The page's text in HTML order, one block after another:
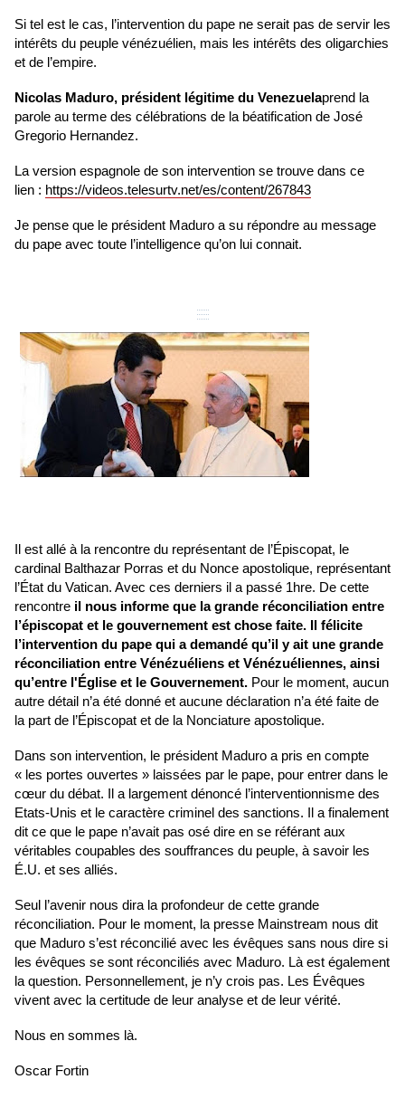
Si tel est le cas, l’intervention du pape ne serait pas de servir les
intérêts du peuple vénézuélien, mais les intérêts des oligarchies
et de l’empire.
Nicolas Maduro, président légitime du Venezuelaprend la
parole au terme des célébrations de la béatification de José
Gregorio Hernandez.
La version espagnole de son intervention se trouve dans ce
lien : https://videos.telesurtv.net/es/content/267843
Je pense que le président Maduro a su répondre au message
du pape avec toute l’intelligence qu’on lui connait.
Il est allé à la rencontre du représentant de l’Épiscopat, le
cardinal Balthazar Porras et du Nonce apostolique, représentant
l’État du Vatican. Avec ces derniers il a passé 1hre. De cette
rencontre il nous informe que la grande réconciliation entre
l’épiscopat et le gouvernement est chose faite. Il félicite
l’intervention du pape qui a demandé qu’il y ait une grande
réconciliation entre Vénézuéliens et Vénézuéliennes, ainsi
qu’entre l'Église et le Gouvernement. Pour le moment, aucun
autre détail n’a été donné et aucune déclaration n’a été faite de
la part de l’Épiscopat et de la Nonciature apostolique.
Dans son intervention, le président Maduro a pris en compte
« les portes ouvertes » laissées par le pape, pour entrer dans le
cœur du débat. Il a largement dénoncé l’interventionnisme des
Etats-Unis et le caractère criminel des sanctions. Il a finalement
dit ce que le pape n’avait pas osé dire en se référant aux
véritables coupables des souffrances du peuple, à savoir les
É.U. et ses alliés.
Seul l’avenir nous dira la profondeur de cette grande
réconciliation. Pour le moment, la presse Mainstream nous dit
que Maduro s’est réconcilié avec les évêques sans nous dire si
les évêques se sont réconciliés avec Maduro. Là est également
la question. Personnellement, je n’y crois pas. Les Évêques
vivent avec la certitude de leur analyse et de leur vérité.
Nous en sommes là.
Oscar Fortin